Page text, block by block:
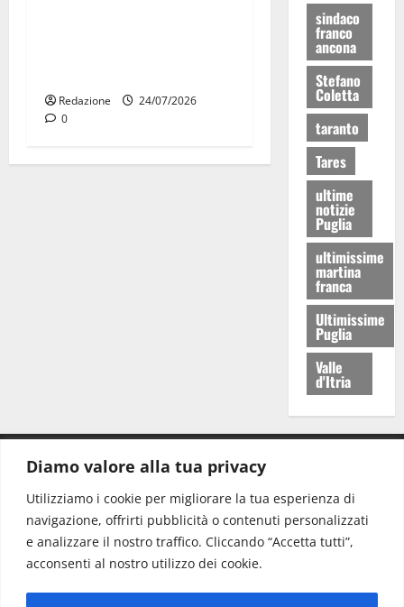
Diamo valore alla tua privacy
Utilizziamo i cookie per migliorare la tua esperienza di
navigazione, offrirti pubblicità o contenuti personalizzati
e analizzare il nostro traffico. Cliccando “Accetta tutti”,
acconsenti al nostro utilizzo dei cookie.
Redazione
24/07/2026
0
sindaco
franco
ancona
Stefano
Coletta
taranto
Tares
ultime
notizie
Puglia
ultimissime
martina
franca
Ultimissime
Puglia
Valle
d'Itria
Redazione: redazione@www.martinasera.it
Direttore:direttore@www.martinasera.it
Info & Commerciale:info@www.martinasera.it